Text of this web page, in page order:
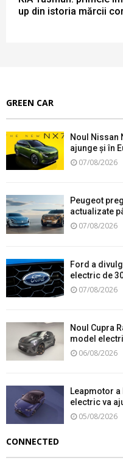
up din istoria mărcii
GREEN CAR
Noul Nissan
ajunge și în
07/08/2026
Peugeot
actualizate
07/08/2026
Ford a
electric de
07/08/2026
Noul Cupra
model
06/08/2026
Leapmotor a
electric va
05/08/2026
CONNECTED